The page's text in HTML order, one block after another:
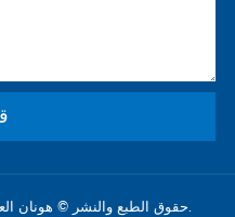
حقوق الطبع والنشر © هونان العالم السقالات المشترك. ، المحدودة.